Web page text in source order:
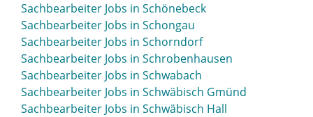
Sachbearbeiter Jobs in Schönebeck
Sachbearbeiter Jobs in Schongau
Sachbearbeiter Jobs in Schorndorf
Sachbearbeiter Jobs in Schrobenhausen
Sachbearbeiter Jobs in Schwabach
Sachbearbeiter Jobs in Schwäbisch Gmünd
Sachbearbeiter Jobs in Schwäbisch Hall